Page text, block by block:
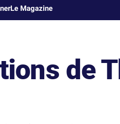
Le Magazine
de